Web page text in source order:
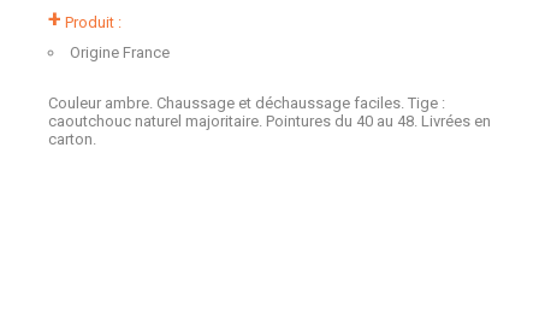
+ Produit :
Origine France
Couleur ambre. Chaussage et déchaussage faciles. Tige :
caoutchouc naturel majoritaire. Pointures du 40 au 48. Livrées en
carton.